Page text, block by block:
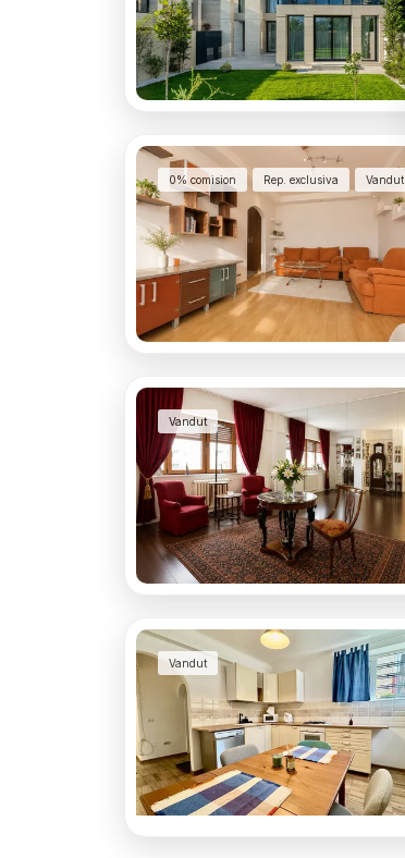
0% comision Rep. exclusiva Vandut
Vandut
Vandut